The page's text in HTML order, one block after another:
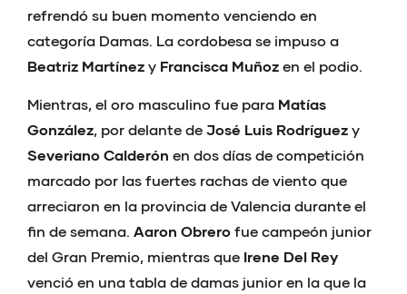
refrendó su buen momento venciendo en
categoría Damas. La cordobesa se impuso a
Beatriz Martínez y Francisca Muñoz en el podio.
Mientras, el oro masculino fue para Matías
González, por delante de José Luis Rodríguez y
Severiano Calderón en dos días de competición
marcado por las fuertes rachas de viento que
arreciaron en la provincia de Valencia durante el
fin de semana. Aaron Obrero fue campeón junior
del Gran Premio, mientras que Irene Del Rey
venció en una tabla de damas junior en la que la